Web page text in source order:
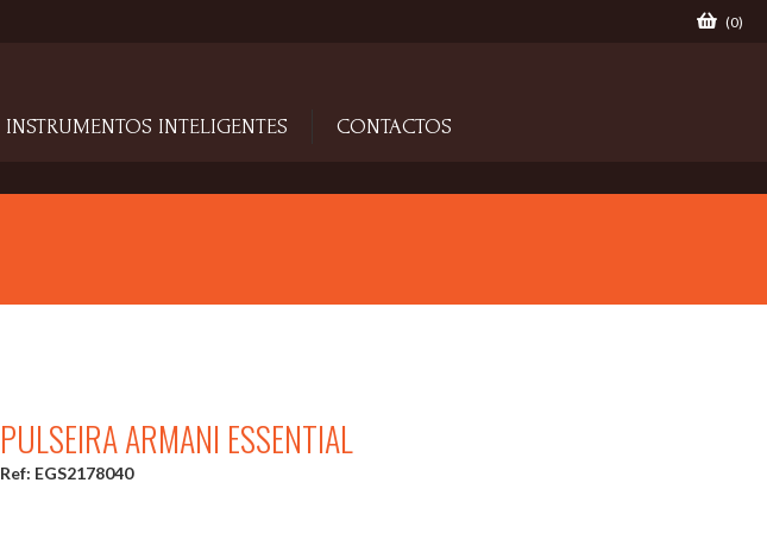
(0)
INSTRUMENTOS INTELIGENTES CONTACTOS
PULSEIRA ARMANI ESSENTIAL
Ref: EGS2178040